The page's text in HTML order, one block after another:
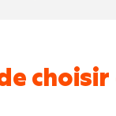
choisir